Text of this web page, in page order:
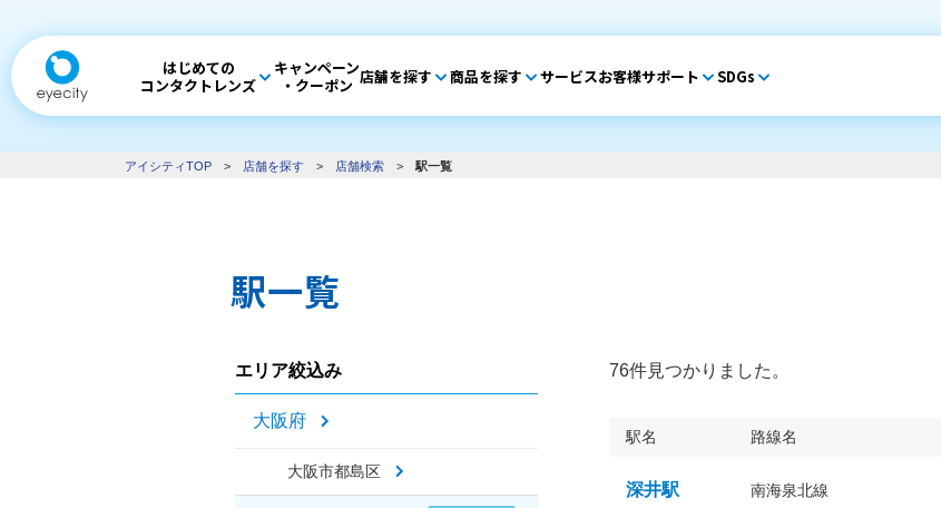
はじめての
コンタクトレンズ
キャンペーン
・クーポン 店舗を探す 商品を探す サービスお客様サポート SDGs
アイシティTOP > 店舗を探す > 店舗検索 > 駅一覧
駅一覧
エリア絞込み
大阪府
大阪市都島区
76件見つかりました。
駅名 路線名
深井駅 南海泉北線